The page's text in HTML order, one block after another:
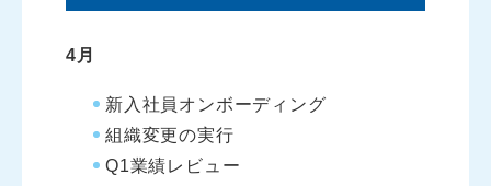
4月
新入社員オンボーディング
組織変更の実行
Q1業績レビュー